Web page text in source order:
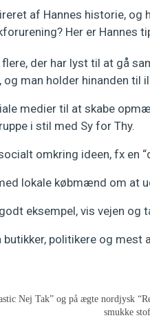
af Hannes historie,
Her er Hannes
flere, der har lyst til at gå
og man holder hinanden til
medier til at skabe
i stil med Sy for Thy.
omkring ideen, fx en
lokale købmænd om at
eksempel, vis vejen og
politikere og mest
Nej Tak” og på ægte nordjysk
smukke